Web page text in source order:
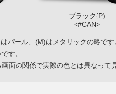
ブラック(P)
<#CAN>
パール、(M)はメタリックの略です
す。
面の関係で実際の色とは異なって